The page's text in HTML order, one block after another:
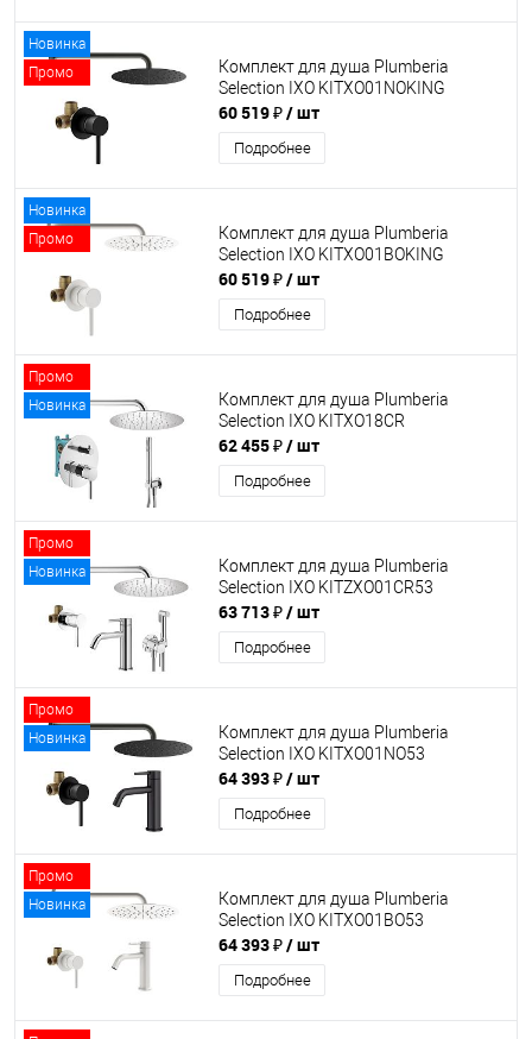
Новинка
Промо
Комплект для душа Plumberia
Selection IXO KITXO01NOKING
60 519 ₽/ шт
Подробнее
Новинка
Промо
Комплект для душа Plumberia
Selection IXO KITXO01BOKING
60 519 ₽/ шт
Подробнее
Промо
Новинка
Комплект для душа Plumberia
Selection IXO KITXO18CR
62 455 ₽/ шт
Подробнее
Промо
Новинка
Комплект для душа Plumberia
Selection IXO KITZXO01CR53
63 713 ₽/ шт
Подробнее
Промо
Новинка
Комплект для душа Plumberia
Selection IXO KITXO01NO53
64 393 ₽/ шт
Подробнее
Промо
Новинка
Комплект для душа Plumberia
Selection IXO KITXO01BO53
64 393 ₽/ шт
Подробнее